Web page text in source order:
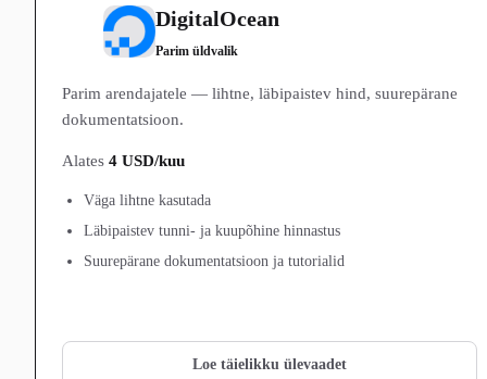
DigitalOcean
Parim üldvalik
Parim arendajatele — lihtne, läbipaistev hind, suurepärane
dokumentatsioon.
Alates 4 USD/kuu
Väga lihtne kasutada
Läbipaistev tunni- ja kuupõhine hinnastus
Suurepärane dokumentatsioon ja tutorialid
Loe täielikku ülevaadet